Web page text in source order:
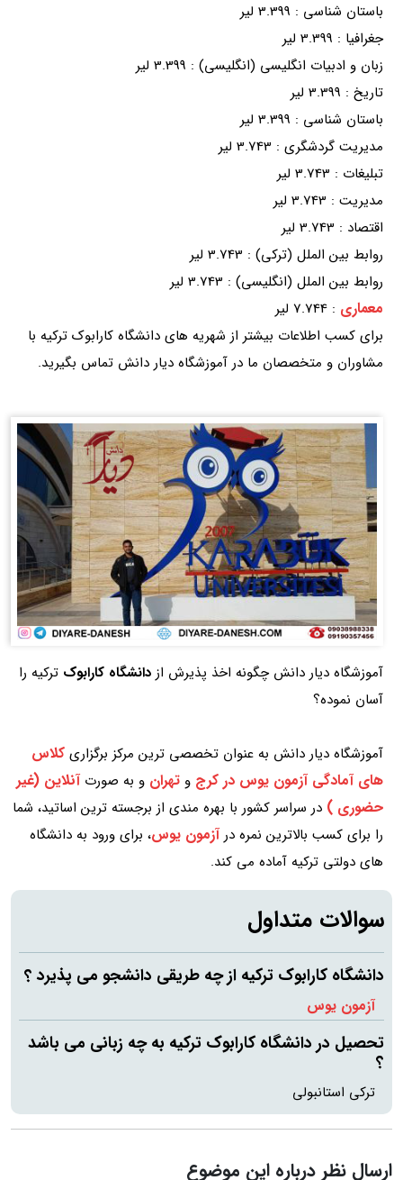
باستان شناسی : 3.399 لیر
جغرافیا : 3.399 لیر
زبان و ادبیات انگلیسی (انگلیسی) : 3.399 لیر
تاریخ : 3.399 لیر
باستان شناسی : 3.399 لیر
مدیریت گردشگری : 3.743 لیر
تبلیغات : 3.743 لیر
مدیریت : 3.743 لیر
اقتصاد : 3.743 لیر
روابط بین الملل (ترکی) : 3.743 لیر
روابط بین الملل (انگلیسی) : 3.743 لیر
معماری : 7.744 لیر
برای کسب اطلاعات بیشتر از شهریه های دانشگاه کارابوک ترکیه با
مشاوران و متخصصان ما در آموزشگاه دیار دانش تماس بگیرید.
آموزشگاه دیار دانش چگونه اخذ پذیرش از دانشگاه کارابوک ترکیه را
آسان نموده؟
آموزشگاه دیار دانش به عنوان تخصصی ترین مرکز برگزاری کلاس
های آمادگی آزمون یوس در کرج و تهران و به صورتآنلاین (غیر
حضوری ) در سراسر کشور با بهره مندی از برجسته ترین اساتید، شما
را برای کسب بالاترین نمره درآزمون یوس، برای ورود به دانشگاه
های دولتی ترکیه آماده می کند.
سوالات متداول
دانشگاه کارابوک ترکیه از چه طریقی دانشجو می پذیرد ؟
آزمون یوس
تحصیل در دانشگاه کارابوک ترکیه به چه زبانی می باشد
؟
ترکی استانبولی
ارسال نظر درباره این موضوع